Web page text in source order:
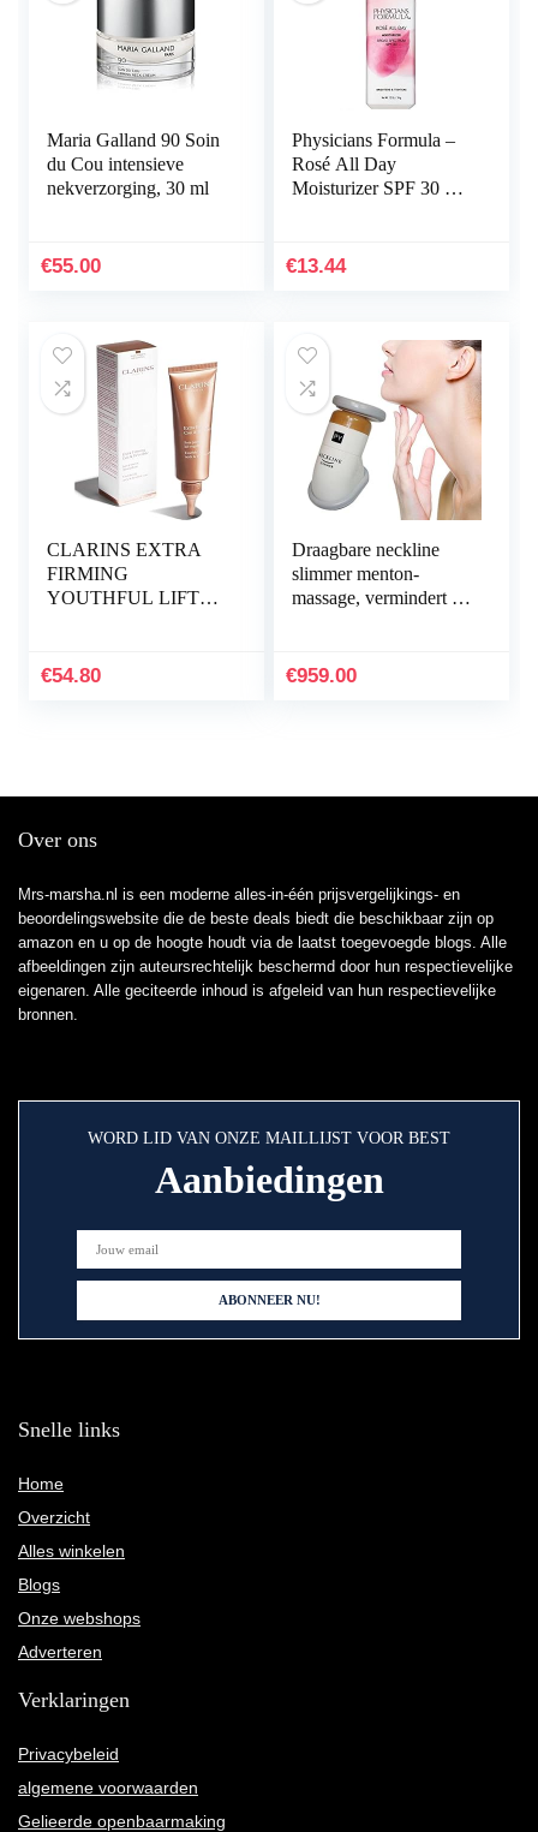
Maria Galland 90 Soin
du Cou intensieve
nekverzorging, 30 ml
€55.00
Physicians Formula –
Rosé All Day
Moisturizer SPF 30 –
Gezichtscrème met
€13.44
CLARINS EXTRA
FIRMING
YOUTHFUL LIFT
75ML
€54.80
Draagbare neckline
slimmer menton-
massage, vermindert de
vrouwen
€959.00
Over ons
Mrs-marsha.nl is een moderne alles-in-één prijsvergelijkings- en
beoordelingswebsite die de beste deals biedt die beschikbaar zijn op
amazon en u op de hoogte houdt via de laatst toegevoegde blogs. Alle
afbeeldingen zijn auteursrechtelijk beschermd door hun respectievelijke
eigenaren. Alle geciteerde inhoud is afgeleid van hun respectievelijke
bronnen.
WORD LID VAN ONZE MAILLIJST VOOR BEST
Aanbiedingen
Snelle links
Home
Overzicht
Alles winkelen
Blogs
Onze webshops
Adverteren
Verklaringen
Privacybeleid
algemene voorwaarden
Gelieerde openbaarmaking